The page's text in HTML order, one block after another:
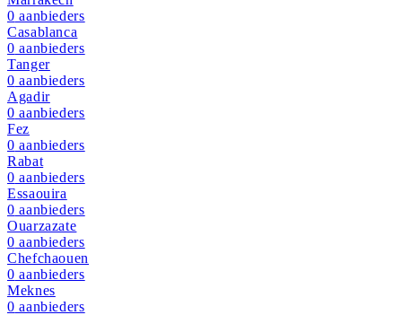
0 aanbieders
Casablanca
0 aanbieders
Tanger
0 aanbieders
Agadir
0 aanbieders
Fez
0 aanbieders
Rabat
0 aanbieders
Essaouira
0 aanbieders
Ouarzazate
0 aanbieders
Chefchaouen
0 aanbieders
Meknes
0 aanbieders